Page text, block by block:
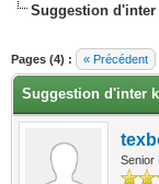
Suggestion
Pages (4) : « Précédent
Suggestion d'inter
Senior